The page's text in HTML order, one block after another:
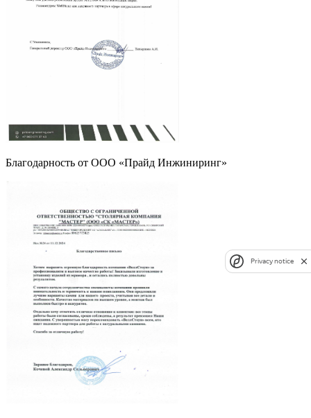
Благодарность от ООО «Прайд Инжиниринг»
Privacy notice